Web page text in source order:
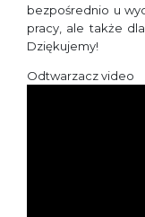
bezpośrednio u
pracy, ale także
Dziękujemy!
Odtwarzacz video